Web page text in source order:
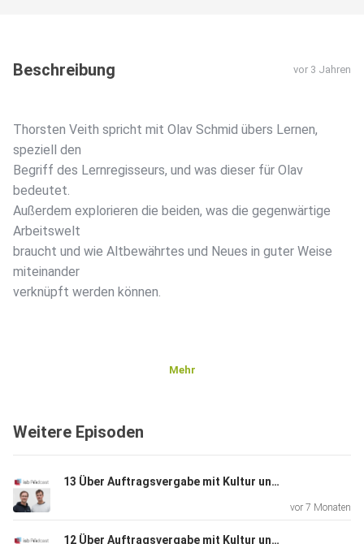
Beschreibung vor 3 Jahren
Thorsten Veith spricht mit Olav Schmid übers Lernen,
speziell den
Begriff des Lernregisseurs, und was dieser für Olav
bedeutet.
Außerdem explorieren die beiden, was die gegenwärtige
Arbeitswelt
braucht und wie Altbewährtes und Neues in guter Weise
miteinander
verknüpft werden können.
Mehr
Weitere Episoden
13 Über Auftragsvergabe mit Kultur und KI; Arbeiten mit nodium.ai Teil 2; Jutta Werbelow mit Thorsten Veith und Ludwig Kannicht
vor 7 Monaten
12 Über Auftragsvergabe mit Kultur und KI; Arbeiten mit nodium.ai Teil 1; Jutta Werbelow mit Thorsten Veith und Ludwig Kannicht